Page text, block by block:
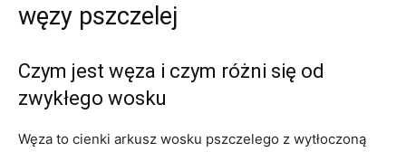
węzy pszczelej
Czym jest węza i czym różni się od
zwykłego wosku
Węza to cienki arkusz wosku pszczelego z wytłoczoną